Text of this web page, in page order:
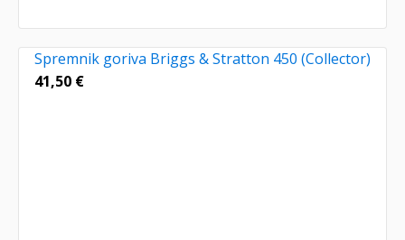
Spremnik goriva Briggs & Stratton 450 (Collector)
41,50 €